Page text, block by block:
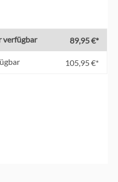
verfügbar 89,95 €*
105,95 €*